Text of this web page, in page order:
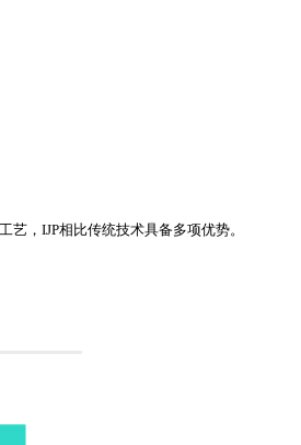
，IJP相比传统技术具备多项优势。